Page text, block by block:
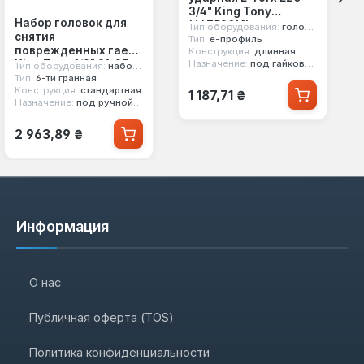
Набор головок для
снятия
поврежденных гаек
King Tony 1/2" 21-27
мм 4шт. 6-гранных
(9TD034MR)
Тип оборудования: набор головок
Тип: 6-ти гранная
Конструкция: стандартная
Назначение: под ручной инструмент
Обычная цена:
2 963,89 ₴
3/4" King Tony
(647520M)
Тип оборудования: головка ударная
Тип: е-профиль
Конструкция: длинная
Назначение: под гайковерт
Обычная цена:
1 187,71 ₴
Информация
О нас
Публичная оферта (TOS)
Политика конфиденциальности